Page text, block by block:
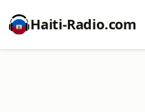
Haiti-Radio.com